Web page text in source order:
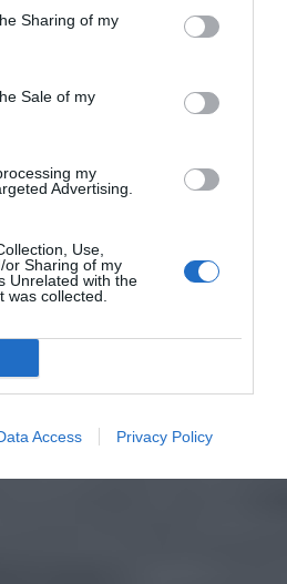
Sharing of my
Sale of my
my
Advertising.
Use,
or Sharing of my
Unrelated with the
was collected.
Access Privacy Policy